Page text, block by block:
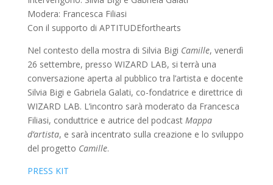
Modera: Francesca Filiasi
Con il supporto di APTITUDEforthearts
Nel contesto della mostra di Silvia Bigi Camille, venerdì
26 settembre, presso WIZARD LAB, si terrà una
conversazione aperta al pubblico tra l’artista e docente
Silvia Bigi e Gabriela Galati, co-fondatrice e direttrice di
WIZARD LAB. L’incontro sarà moderato da Francesca
Filiasi, conduttrice e autrice del podcast Mappa
d’artista, e sarà incentrato sulla creazione e lo sviluppo
del progetto Camille.
PRESS KIT